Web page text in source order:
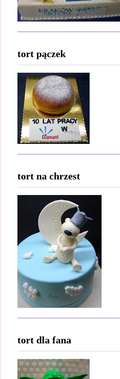
tort pączek
tort na chrzest
tort dla fana